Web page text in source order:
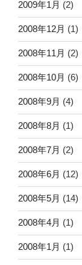
2009年1月 (2)
2008年12月 (1)
2008年11月 (2)
2008年10月 (6)
2008年9月 (4)
2008年8月 (1)
2008年7月 (2)
2008年6月 (12)
2008年5月 (14)
2008年4月 (1)
2008年1月 (1)